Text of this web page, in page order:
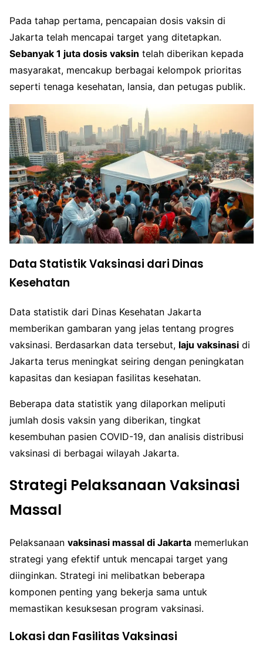
Pada tahap pertama, pencapaian dosis vaksin di
Jakarta telah mencapai target yang ditetapkan.
Sebanyak 1 juta dosis vaksin telah diberikan kepada
masyarakat, mencakup berbagai kelompok prioritas
seperti tenaga kesehatan, lansia, dan petugas publik.
Data Statistik Vaksinasi dari Dinas
Kesehatan
Data statistik dari Dinas Kesehatan Jakarta
memberikan gambaran yang jelas tentang progres
vaksinasi. Berdasarkan data tersebut, laju vaksinasi di
Jakarta terus meningkat seiring dengan peningkatan
kapasitas dan kesiapan fasilitas kesehatan.
Beberapa data statistik yang dilaporkan meliputi
jumlah dosis vaksin yang diberikan, tingkat
kesembuhan pasien COVID-19, dan analisis distribusi
vaksinasi di berbagai wilayah Jakarta.
Strategi Pelaksanaan Vaksinasi
Massal
Pelaksanaan vaksinasi massal di Jakarta memerlukan
strategi yang efektif untuk mencapai target yang
diinginkan. Strategi ini melibatkan beberapa
komponen penting yang bekerja sama untuk
memastikan kesuksesan program vaksinasi.
Lokasi dan Fasilitas Vaksinasi